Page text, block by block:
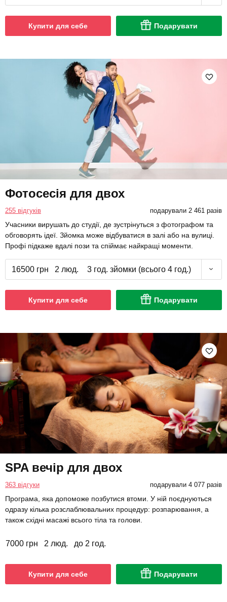
Купити для себе Подарувати
Фотосесія для двох
255 відгуків подарували 2 461 разів
Учасники вирушать до студії, де зустрінуться з фотографом та
обговорять ідеї. Зйомка може відбуватися в залі або на вулиці.
Профі підкаже вдалі пози та спіймає найкращі моменти.
16500 грн 2 люд. 3 год. зйомки (всього 4 год.)
Купити для себе Подарувати
SPA вечір для двох
363 відгуки подарували 4 077 разів
Програма, яка допоможе позбутися втоми. У ній поєднуються
одразу кілька розслаблювальних процедур: розпарювання, а
також східні масажі всього тіла та голови.
7000 грн 2 люд. до 2 год.
Купити для себе Подарувати